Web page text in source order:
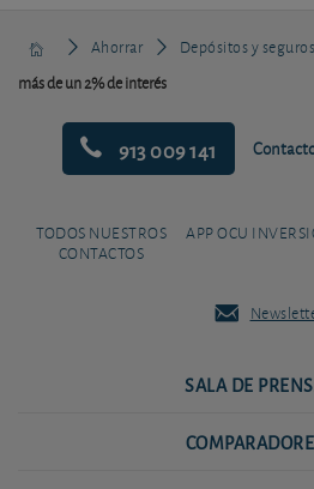
Ahorrar Depósitos y seguros
más de un 2% de interés
913 009 141
TODOS NUESTROS
CONTACTOS
APP OCU
SALA DE